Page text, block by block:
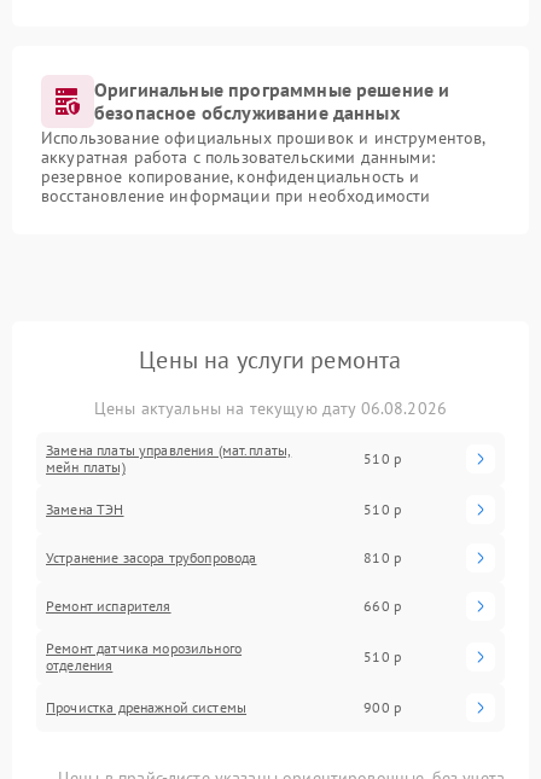
Оригинальные программные решение и
безопасное обслуживание данных
Использование официальных прошивок и инструментов,
аккуратная работа с пользовательскими данными:
резервное копирование, конфиденциальность и
восстановление информации при необходимости
Цены на услуги ремонта
Цены актуальны на текущую дату 06.08.2026
Замена платы управления (мат.платы,
мейн платы)
510 р
Замена ТЭН 510 р
Устранение засора трубопровода 810 р
Ремонт испарителя 660 р
Ремонт датчика морозильного
отделения
510 р
Прочистка дренажной системы 900 р